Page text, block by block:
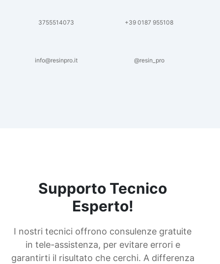
3755514073 +39 0187 955108
info@resinpro.it @resin_pro
Supporto Tecnico
Esperto!
I nostri tecnici offrono consulenze gratuite
in tele-assistenza, per evitare errori e
garantirti il risultato che cerchi. A differenza